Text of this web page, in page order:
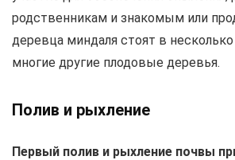
родственникам и знакомым или
деревца миндаля стоят в
многие другие плодовые деревья.
Полив и рыхление
Первый полив и рыхление почвы